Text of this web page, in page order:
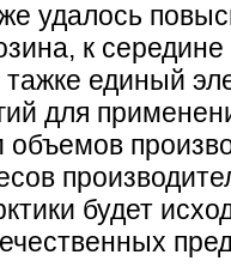
удалось
к середине
тажке единый
для
будет